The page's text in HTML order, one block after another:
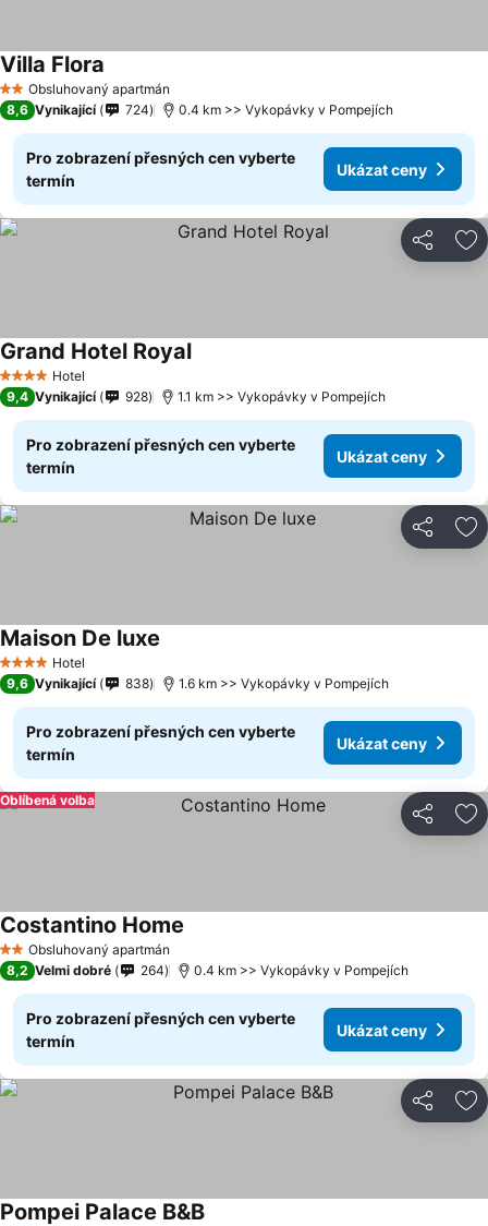
2 Počet hvězdiček
Obsluhovaný apartmán
Villa Flora
8,6 Vynikající 724 0.4 km >> Vykopávky v Pompejích
Pro zobrazení přesných cen vyberte
termín
Ukázat ceny
Sdílet
4 Počet hvězdiček
Hotel
Grand Hotel Royal
9,4 Vynikající 928 1.1 km >> Vykopávky v Pompejích
Pro zobrazení přesných cen vyberte
termín
Ukázat ceny
Sdílet
4 Počet hvězdiček
Hotel
Maison De luxe
9,6 Vynikající 838 1.6 km >> Vykopávky v Pompejích
Pro zobrazení přesných cen vyberte
termín
Ukázat ceny
Sdílet
Oblíbená volba
2 Počet hvězdiček
Obsluhovaný apartmán
Costantino Home
8,2 Velmi dobré 264 0.4 km >> Vykopávky v Pompejích
Pro zobrazení přesných cen vyberte
termín
Ukázat ceny
Sdílet
Pompei Palace B&B